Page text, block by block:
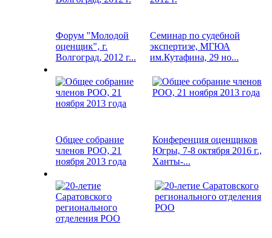
Форум "Молодой
оценщик", г.
Волгоград, 2012 г...
Семинар по судебной
экспертизе, МГЮА
им.Кутафина, 29 но...
Общее собрание
членов РОО, 21
ноября 2013 года
Конференция оценщиков
Югры, 7-8 октября 2016 г.,
Ханты-...